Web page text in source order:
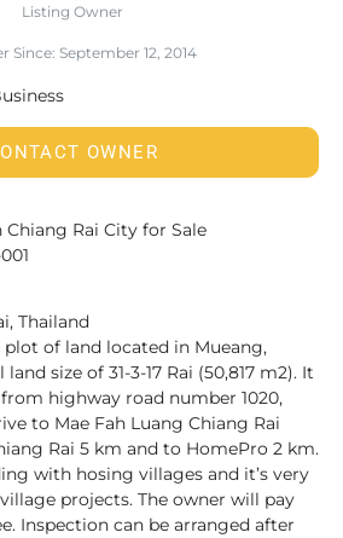
Listing Owner
Since: September 12, 2014
OWNER
Rai City for Sale
Thailand
plot of land located in Mueang,
size of 31-3-17 Rai (50,817 m2). It
highway road number 1020,
to Mae Fah Luang Chiang Rai
Rai 5 km and to HomePro 2 km.
with hosing villages and it’s very
projects. The owner will pay
Inspection can be arranged after